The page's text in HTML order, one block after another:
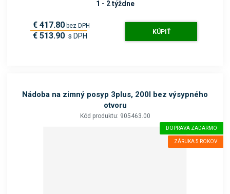
1 - 2 týždne
€ 417.80 bez DPH
€ 513.90 s DPH KÚPIŤ
Nádoba na zimný posyp 3plus, 200l bez výsypného
otvoru
Kód produktu: 905463.00
DOPRAVA ZADARMO
ZÁRUKA 5 ROKOV